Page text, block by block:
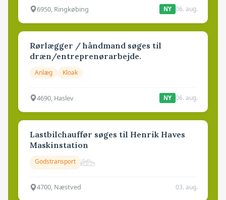
6950, Ringkøbing NY 06. aug.
Rørlægger / håndmand søges til
dræn/entreprenørarbejde.
Anlæg Kloak
4690, Haslev NY 06. aug.
Lastbilchauffør søges til Henrik Haves
Maskinstation
Godstransport
4700, Næstved 03. aug.